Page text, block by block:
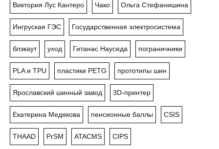
Виктория Лус Кантеро Чако Ольга Стефанишина
Ингруская ГЭС Государственная электросистема
блэкаут уход Гитанас Науседа пограничники
PLA и TPU пластики PETG прототипы шин
Ярославский шинный завод 3D-принтер
Екатерина Медякова пенсионные баллы CSIS
THAAD PrSM ATACMS CIPS